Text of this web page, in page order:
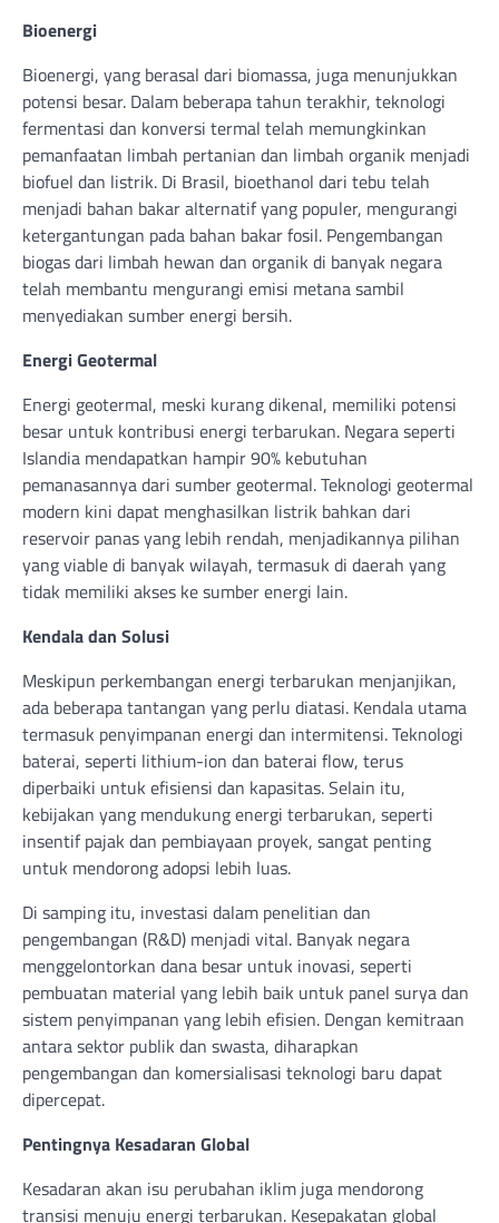
Bioenergi
Bioenergi, yang berasal dari biomassa, juga menunjukkan
potensi besar. Dalam beberapa tahun terakhir, teknologi
fermentasi dan konversi termal telah memungkinkan
pemanfaatan limbah pertanian dan limbah organik menjadi
biofuel dan listrik. Di Brasil, bioethanol dari tebu telah
menjadi bahan bakar alternatif yang populer, mengurangi
ketergantungan pada bahan bakar fosil. Pengembangan
biogas dari limbah hewan dan organik di banyak negara
telah membantu mengurangi emisi metana sambil
menyediakan sumber energi bersih.
Energi Geotermal
Energi geotermal, meski kurang dikenal, memiliki potensi
besar untuk kontribusi energi terbarukan. Negara seperti
Islandia mendapatkan hampir 90% kebutuhan
pemanasannya dari sumber geotermal. Teknologi geotermal
modern kini dapat menghasilkan listrik bahkan dari
reservoir panas yang lebih rendah, menjadikannya pilihan
yang viable di banyak wilayah, termasuk di daerah yang
tidak memiliki akses ke sumber energi lain.
Kendala dan Solusi
Meskipun perkembangan energi terbarukan menjanjikan,
ada beberapa tantangan yang perlu diatasi. Kendala utama
termasuk penyimpanan energi dan intermitensi. Teknologi
baterai, seperti lithium-ion dan baterai flow, terus
diperbaiki untuk efisiensi dan kapasitas. Selain itu,
kebijakan yang mendukung energi terbarukan, seperti
insentif pajak dan pembiayaan proyek, sangat penting
untuk mendorong adopsi lebih luas.
Di samping itu, investasi dalam penelitian dan
pengembangan (R&D) menjadi vital. Banyak negara
menggelontorkan dana besar untuk inovasi, seperti
pembuatan material yang lebih baik untuk panel surya dan
sistem penyimpanan yang lebih efisien. Dengan kemitraan
antara sektor publik dan swasta, diharapkan
pengembangan dan komersialisasi teknologi baru dapat
dipercepat.
Pentingnya Kesadaran Global
Kesadaran akan isu perubahan iklim juga mendorong
transisi menuju energi terbarukan. Kesepakatan global